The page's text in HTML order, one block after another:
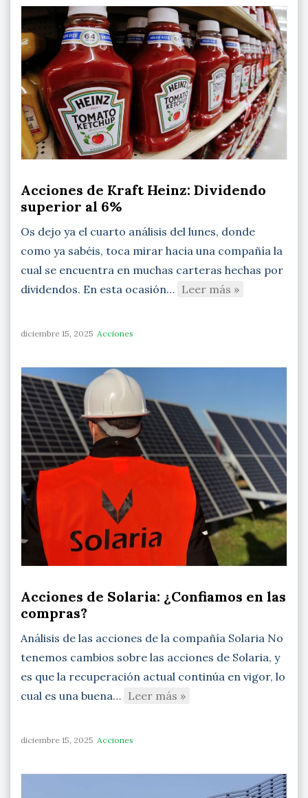
Acciones de Kraft Heinz: Dividendo
superior al 6%
Os dejo ya el cuarto análisis del lunes, donde
como ya sabéis, toca mirar hacia una compañía la
cual se encuentra en muchas carteras hechas por
dividendos. En esta ocasión… Leer más »
diciembre 15, 2025 Acciones
Acciones de Solaria: ¿Confiamos en las
compras?
Análisis de las acciones de la compañía Solaria No
tenemos cambios sobre las acciones de Solaria, y
es que la recuperación actual continúa en vigor, lo
cual es una buena… Leer más »
diciembre 15, 2025 Acciones